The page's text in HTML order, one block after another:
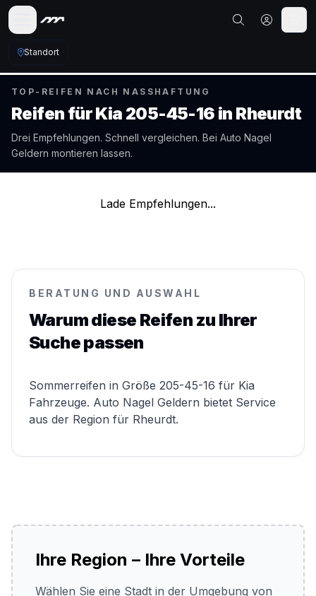
Standort
TOP-REIFEN NACH NASSHAFTUNG
Reifen fürKia 205-45-16 in Rheurdt
Drei Empfehlungen. Schnell vergleichen. Bei Auto Nagel
Geldern montieren lassen.
Lade Empfehlungen...
BERATUNG UND AUSWAHL
Warum diese Reifen zu Ihrer
Suche passen
Sommerreifen in Größe 205-45-16 für Kia
Fahrzeuge. Auto Nagel Geldern bietet Service
aus der Region für Rheurdt.
Ihre Region – Ihre Vorteile
Wählen Sie eine Stadt in der Umgebung von